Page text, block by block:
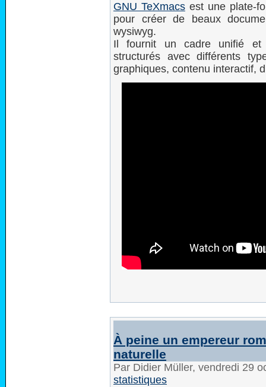
GNU TeXmacsest une plate-
pour créer de beaux
wysiwyg.
Il fournit un cadre unifié et
structurés avec différents
graphiques, contenu interactif,
À peine un empereur
naturelle
Par Didier Müller, vendredi 29
statistiques